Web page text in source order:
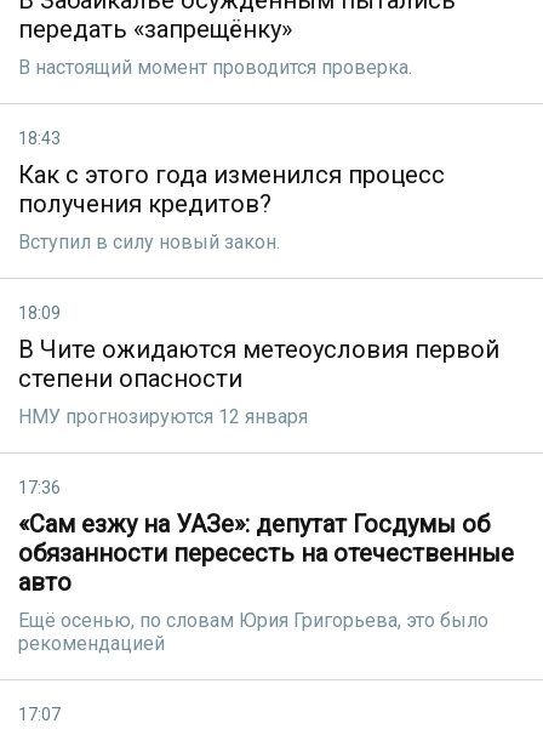
передать «запрещёнку»
В настоящий момент проводится проверка.
18:43
Как с этого года изменился процесс
получения кредитов?
Вступил в силу новый закон.
18:09
В Чите ожидаются метеоусловия первой
степени опасности
НМУ прогнозируются 12 января
17:36
«Сам езжу на УАЗе»: депутат Госдумы об
обязанности пересесть на отечественные
авто
Ещё осенью, по словам Юрия Григорьева, это было
рекомендацией
17:07